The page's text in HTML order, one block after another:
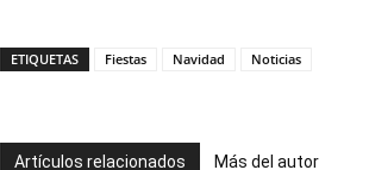
ETIQUETAS Fiestas Navidad Noticias
Artículos relacionados Más del autor